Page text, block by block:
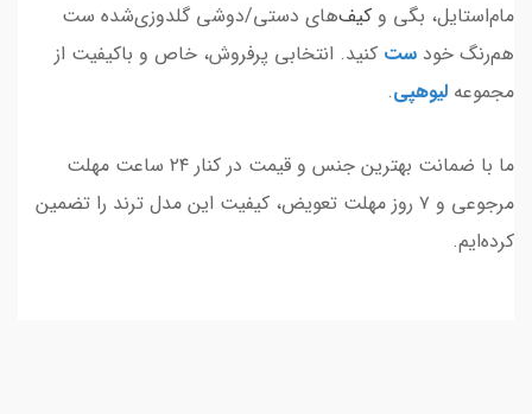
مام‌استایل، بگی و کیف‌های دستی/دوشی گلدوزی‌شده ست
هم‌رنگ خود ست کنید. انتخابی پرفروش، خاص و باکیفیت از
مجموعه لیوهپی.
ما با ضمانت بهترین جنس و قیمت در کنار ۲۴ ساعت مهلت
مرجوعی و ۷ روز مهلت تعویض، کیفیت این مدل ترند را تضمین
کرده‌ایم.